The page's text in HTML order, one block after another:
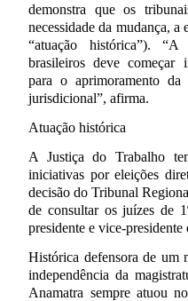
demonstra que os
necessidade da mudança,
“atuação histórica”). “A
brasileiros deve começar
para o aprimoramento
jurisdicional”, afirma.
Atuação histórica
A Justiça do Trabalho
iniciativas por eleições
decisão do Tribunal
de consultar os juízes de
presidente e vice-
Histórica defensora de um
independência da
Anamatra sempre atuou